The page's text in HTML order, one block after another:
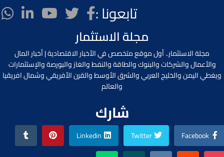
تابعونا :
مجلة الاستثمار
مجلة الاستثمار.. أول موقع متخصص في الأخبار الاقتصادية | أخبار المال
والأعمال والشركات والبنوك والطاقة والنفط والغاز والبورصة والإستثمارات
ويغطي اليمن والخليج العربي والشرق الأوسط والقرن الأفريقي وشمال افريقيا
والعالم
شارك
Facebook
Twitter
Linkedin